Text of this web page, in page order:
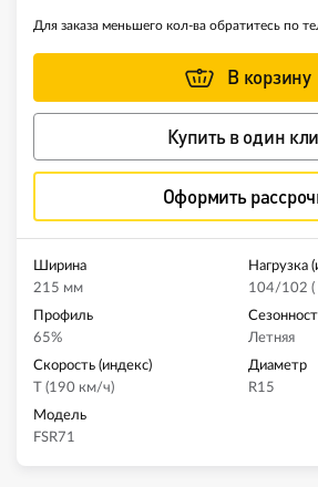
Для заказа меньшего кол-ва обратитесь по
В корзину
Купить в один
Оформить
Ширина
215 мм
Нагрузка
104/102 (
Профиль
65%
Летняя
Скорость (индекс)
T (190 км/ч)
Диаметр
R15
Модель
FSR71